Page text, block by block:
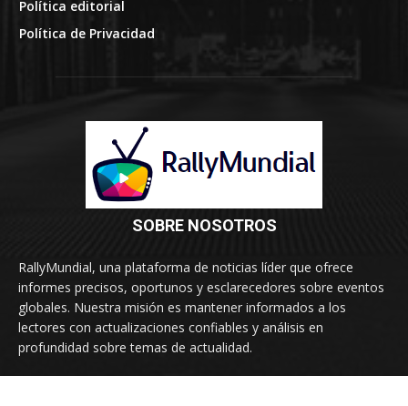
Política editorial
Política de Privacidad
SOBRE NOSOTROS
RallyMundial, una plataforma de noticias líder que ofrece
informes precisos, oportunos y esclarecedores sobre eventos
globales. Nuestra misión es mantener informados a los
lectores con actualizaciones confiables y análisis en
profundidad sobre temas de actualidad.